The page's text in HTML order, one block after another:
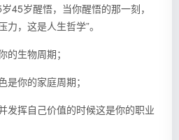
45岁醒悟，当你醒悟的那一刻，
，这是人生哲学”。
的生物周期；
是你的家庭周期；
发挥自己价值的时候这是你的职业